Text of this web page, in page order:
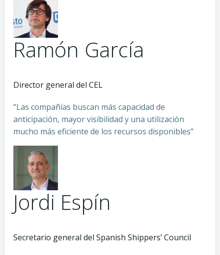
Ramón García
Director general del CEL
“Las compañías buscan más capacidad de
anticipación, mayor visibilidad y una utilización
mucho más eficiente de los recursos disponibles”
Jordi Espín
Secretario general del Spanish Shippers’ Council